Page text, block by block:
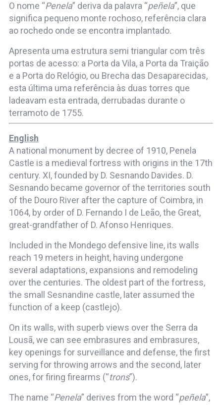
O nome “Penela” deriva da palavra “peñela”, que
significa pequeno monte rochoso, referência clara
ao rochedo onde se encontra implantado.
Apresenta uma estrutura semi triangular com três
portas de acesso: a Porta da Vila, a Porta da Traição
e a Porta do Relógio, ou Brecha das Desaparecidas,
esta última uma referência às duas torres que
ladeavam esta entrada, derrubadas durante o
terramoto de 1755.
English
A national monument by decree of 1910, Penela
Castle is a medieval fortress with origins in the 17th
century. XI, founded by D. Sesnando Davides. D.
Sesnando became governor of the territories south
of the Douro River after the capture of Coimbra, in
1064, by order of D. Fernando I de Leão, the Great,
great-grandfather of D. Afonso Henriques.
Included in the Mondego defensive line, its walls
reach 19 meters in height, having undergone
several adaptations, expansions and remodeling
over the centuries. The oldest part of the fortress,
the small Sesnandine castle, later assumed the
function of a keep (castlejo).
On its walls, with superb views over the Serra da
Lousã, we can see embrasures and embrasures,
key openings for surveillance and defense, the first
serving for throwing arrows and the second, later
ones, for firing firearms (“trons”).
The name “Penela” derives from the word “peñela”,